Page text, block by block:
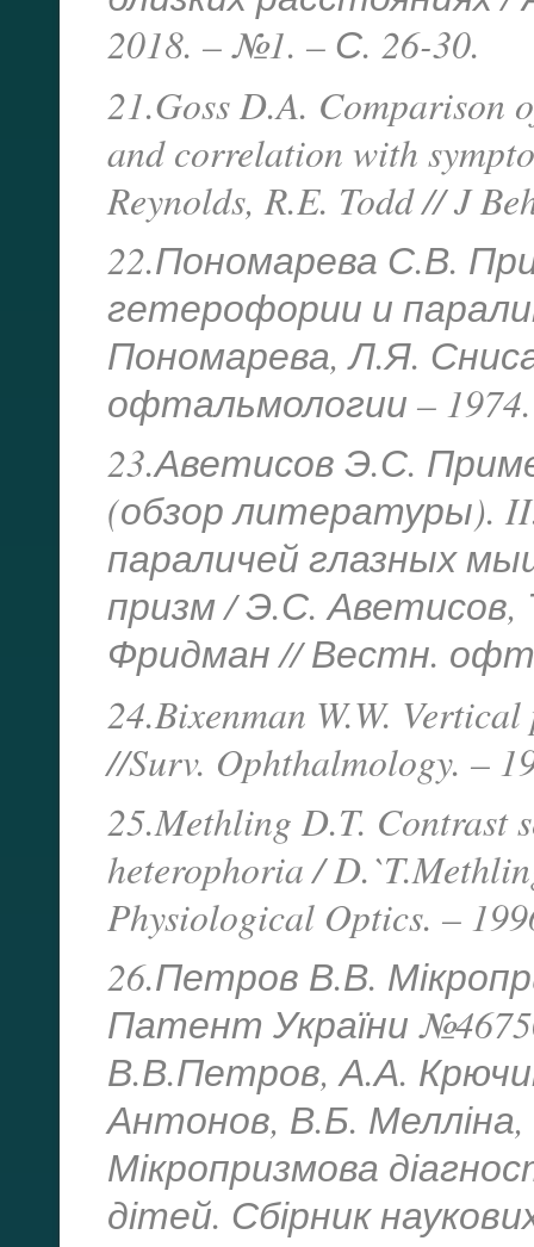
2018. – №1. – С. 26-30.
21.Goss D.A.
and correlation with
Reynolds, R.E. Todd // J
22.Пономарева С.В.
гетерофории и
Пономарева, Л.Я.
офтальмологии –
23.Аветисов Э.С.
(обзор литературы).
параличей глазных
призм / Э.С.
Фридман // Вестн.
24.Bixenman W.W.
//Surv. Ophthalmology. –
25.Methling D.T. Contrast
heterophoria /
Physiological Optics. –
26.Петров В.В.
Патент України
В.В.Петров, А.А.
Антонов, В.Б.
Мікропризмова
дітей. Сбірник